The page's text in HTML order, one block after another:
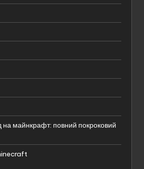
на майнкрафт: повний покроковий